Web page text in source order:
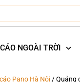
NGOÀI TRỜI
Pano Hà Nội/ Quảng